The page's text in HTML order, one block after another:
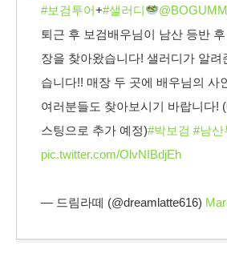
#보검투어+#샐러디
퇴근 후 보검배우님이 남산 등반
장을 찾아왔습니다! 샐러디가 알려
습니다!! 매장 두 곳에 배우님의 사
여러분들도 찾아보시기 바랍니다!
스팅으로 추가 예정)#박보검 #남산
pic.twitter.com/OlvNIBdjEh
— 드림라떼 (@dreamlatte616)